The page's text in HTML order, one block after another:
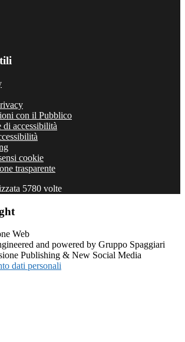
con il Pubblico
accessibilità
cookie
trasparente
5780 volte
and powered by Gruppo Spaggiari
Publishing & New Social Media
dati personali